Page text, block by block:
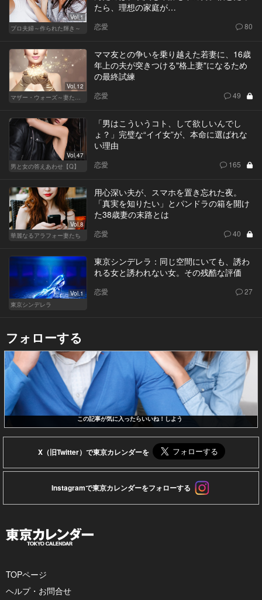
Vol.1
プロ夫婦～作られた輝き～
たら、理想の家庭が…
恋愛 80
Vol.12
ママ友との争いを乗り越えた若妻に、16歳
年上の夫が突きつける"格上妻"になるため
の最終試練
恋愛 49
Vol.47
男と女の答えあわせ【Q】
「男はこういうコト、して欲しいんでし
ょ？」完璧な“イイ女”が、本命に選ばれな
い理由
恋愛 165
Vol.8
華麗なるアラフォー妻たち
用心深い夫が、スマホを置き忘れた夜。
「真実を知りたい」とパンドラの箱を開け
た38歳妻の末路とは
恋愛 40
Vol.1
東京シンデレラ
東京シンデレラ：同じ空間にいても、誘わ
れる女と誘われない女。その残酷な評価
恋愛 27
フォローする
この記事が気に入ったらいいね！しよう
X（旧Twitter）で東京カレンダーを
Instagramで東京カレンダーをフォローする
TOPページ
ヘルプ・お問合せ